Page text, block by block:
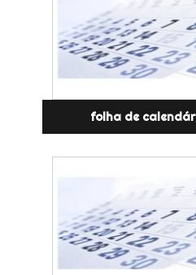
folha de